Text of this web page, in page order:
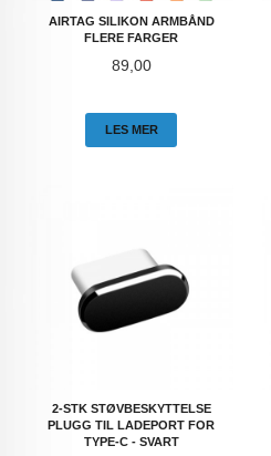
AIRTAG SILIKON ARMBÅND
FLERE FARGER
Pris
89,00
LES MER
2-STK STØVBESKYTTELSE
PLUGG TIL LADEPORT FOR
TYPE-C - SVART